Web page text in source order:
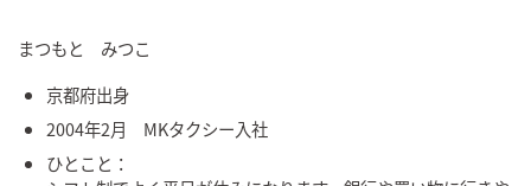
まつもと みつこ
京都府出身
2004年2月 MKタクシー入社
ひとこと：